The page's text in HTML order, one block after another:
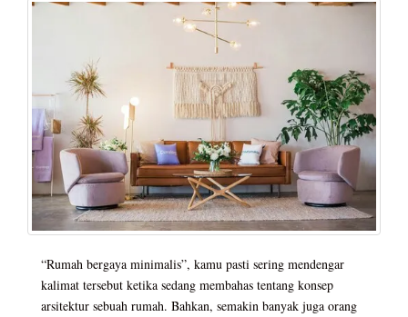
“Rumah bergaya minimalis”, kamu pasti sering mendengar
kalimat tersebut ketika sedang membahas tentang konsep
arsitektur sebuah rumah. Bahkan, semakin banyak juga orang